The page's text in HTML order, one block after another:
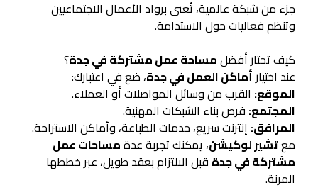
جزء من شبكة عالمية، تُعنى برواد الأعمال الاجتماعيين
وتنظم فعاليات حول الاستدامة.
كيف تختار أفضلمساحة عمل مشتركة في جدة؟
عند اختيارأماكن العمل في جدة، ضع في اعتبارك:
الموقع: القرب من وسائل المواصلات أو العملاء.
المجتمع: فرص بناء الشبكات المهنية.
المرافق: إنترنت سريع، خدمات الطباعة، وأماكن الاستراحة.
معتشير لوكيشن، يمكنك تجربة عدةمساحات عمل
مشتركة في جدة قبل الالتزام بعقد طويل، عبر خططها
المرنة.